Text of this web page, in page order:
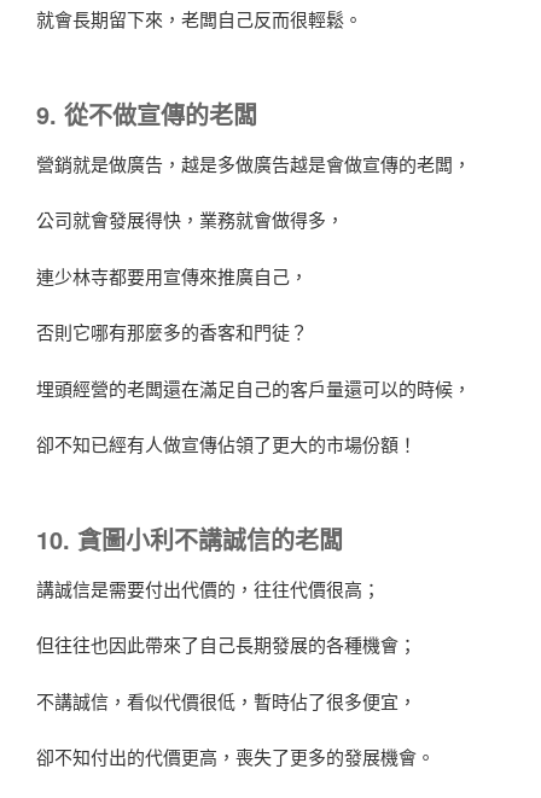
就會長期留下來，老闆自己反而很輕鬆。
9. 從不做宣傳的老闆
營銷就是做廣告，越是多做廣告越是會做宣傳的老闆，
公司就會發展得快，業務就會做得多，
連少林寺都要用宣傳來推廣自己，
否則它哪有那麼多的香客和門徒？
埋頭經營的老闆還在滿足自己的客戶量還可以的時候，
卻不知已經有人做宣傳佔領了更大的市場份額！
10. 貪圖小利不講誠信的老闆
講誠信是需要付出代價的，往往代價很高；
但往往也因此帶來了自己長期發展的各種機會；
不講誠信，看似代價很低，暫時佔了很多便宜，
卻不知付出的代價更高，喪失了更多的發展機會。